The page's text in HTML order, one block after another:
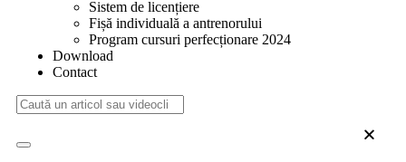
Sistem de licențiere
Fișă individuală a antrenorului
Program cursuri perfecționare 2024
Download
Contact